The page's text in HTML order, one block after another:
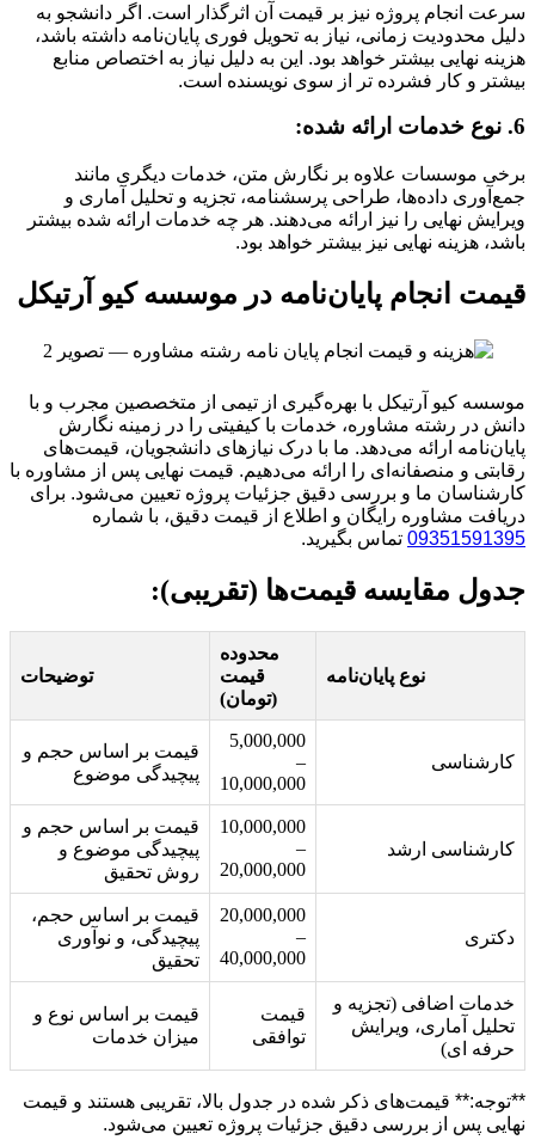
سرعت انجام پروژه نیز بر قیمت آن اثرگذار است. اگر دانشجو به
دلیل محدودیت زمانی، نیاز به تحویل فوری پایان‌نامه داشته باشد،
هزینه نهایی بیشتر خواهد بود. این به دلیل نیاز به اختصاص منابع
بیشتر و کار فشرده تر از سوی نویسنده است.
6. نوع خدمات ارائه شده:
برخی موسسات علاوه بر نگارش متن، خدمات دیگری مانند
جمع‌آوری داده‌ها، طراحی پرسشنامه، تجزیه و تحلیل آماری و
ویرایش نهایی را نیز ارائه می‌دهند. هر چه خدمات ارائه شده بیشتر
باشد، هزینه نهایی نیز بیشتر خواهد بود.
قیمت انجام پایان‌نامه در موسسه کیو آرتیکل
موسسه کیو آرتیکل با بهره‌گیری از تیمی از متخصصین مجرب و با
دانش در رشته مشاوره، خدمات با کیفیتی را در زمینه نگارش
پایان‌نامه ارائه می‌دهد. ما با درک نیازهای دانشجویان، قیمت‌های
رقابتی و منصفانه‌ای را ارائه می‌دهیم. قیمت نهایی پس از مشاوره با
کارشناسان ما و بررسی دقیق جزئیات پروژه تعیین می‌شود. برای
دریافت مشاوره رایگان و اطلاع از قیمت دقیق، با شماره
09351591395 تماس بگیرید.
جدول مقایسه قیمت‌ها (تقریبی):
نوع پایان‌نامه
محدوده
قیمت
(تومان)
توضیحات
کارشناسی
5,000,000
–
10,000,000
قیمت بر اساس حجم و
پیچیدگی موضوع
کارشناسی ارشد
10,000,000
–
20,000,000
قیمت بر اساس حجم و
پیچیدگی موضوع و
روش تحقیق
دکتری
20,000,000
–
40,000,000
قیمت بر اساس حجم،
پیچیدگی، و نوآوری
تحقیق
خدمات اضافی (تجزیه و
تحلیل آماری، ویرایش
حرفه ای)
قیمت
توافقی
قیمت بر اساس نوع و
میزان خدمات
**توجه:** قیمت‌های ذکر شده در جدول بالا، تقریبی هستند و قیمت
نهایی پس از بررسی دقیق جزئیات پروژه تعیین می‌شود.